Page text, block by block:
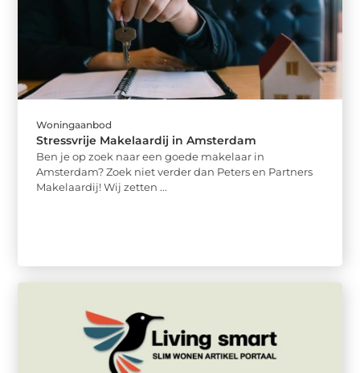
Woningaanbod
Stressvrije Makelaardij in Amsterdam
Ben je op zoek naar een goede makelaar in
Amsterdam? Zoek niet verder dan Peters en Partners
Makelaardij! Wij zetten ...